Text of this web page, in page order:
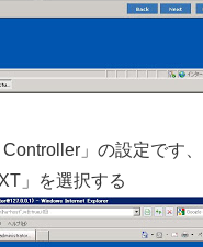
」の設定です
」を選択する